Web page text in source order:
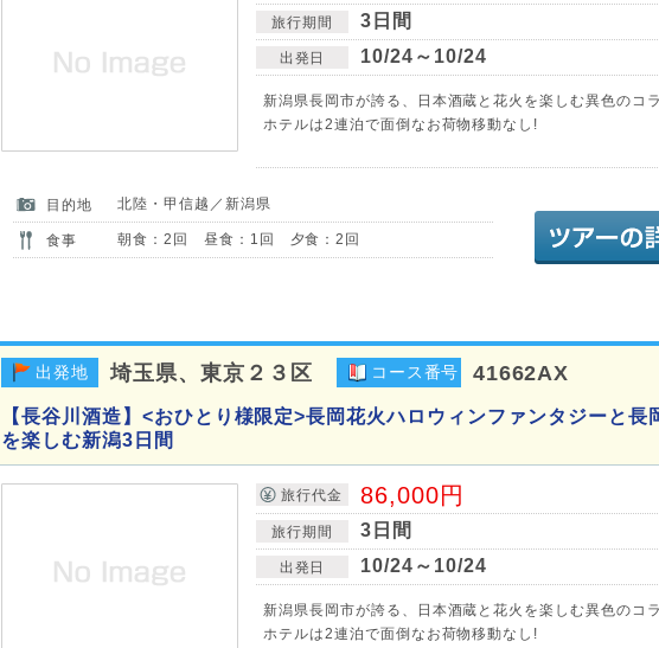
旅行期間 3日間
出発日 10/24～10/24
新潟県長岡市が誇る、日本酒蔵と花火を楽しむ異色のコ
ホテルは2連泊で面倒なお荷物移動なし!
目的地 北陸・甲信越／新潟県
食事 朝食：2回 昼食：1回 夕食：2回
出発地 埼玉県、東京２３区 コース番号 41662AX
【長谷川酒造】<おひとり様限定>長岡花火ハロウィンファンタジーと長
を楽しむ新潟3日間
旅行代金 86,000円
旅行期間 3日間
出発日 10/24～10/24
新潟県長岡市が誇る、日本酒蔵と花火を楽しむ異色のコ
ホテルは2連泊で面倒なお荷物移動なし!